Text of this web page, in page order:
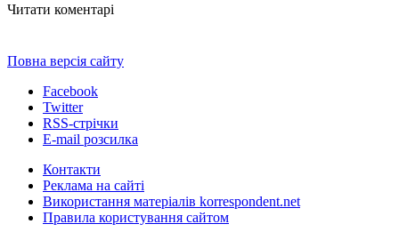
Читати коментарі
Повна версія сайту
Facebook
Twitter
RSS-стрічки
E-mail розсилка
Контакти
Реклама на сайті
Використання матеріалів korrespondent.net
Правила користування сайтом